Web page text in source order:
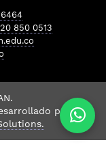
850 0513
por